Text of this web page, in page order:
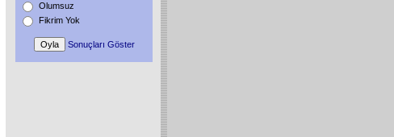
Olumsuz
Fikrim Yok
Sonuçları Göster